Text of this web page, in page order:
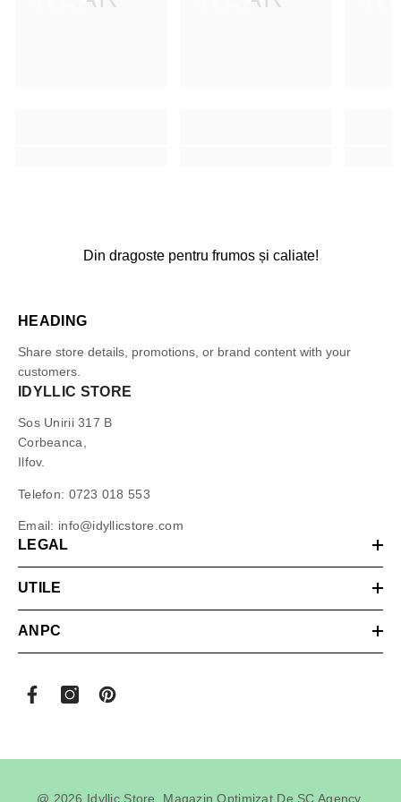
Din dragoste pentru frumos și caliate!
HEADING
Share store details, promotions, or brand content with your
customers.
IDYLLIC STORE
Sos Unirii 317 B
Corbeanca,
Ilfov.
Telefon: 0723 018 553
Email: info@idyllicstore.com
LEGAL
UTILE
ANPC
@ 2026 Idyllic Store. Magazin Optimizat De SC Agency.